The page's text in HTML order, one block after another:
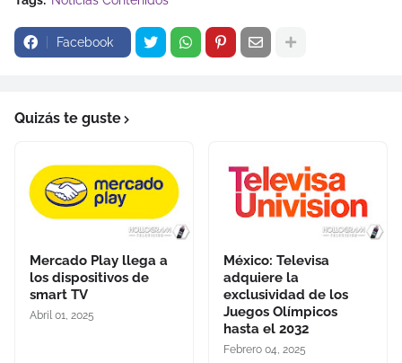
Facebook
Quizás te guste
Mercado Play llega a
los dispositivos de
smart TV
Abril 01, 2025
México: Televisa
adquiere la
exclusividad de los
Juegos Olímpicos
hasta el 2032
Febrero 04, 2025